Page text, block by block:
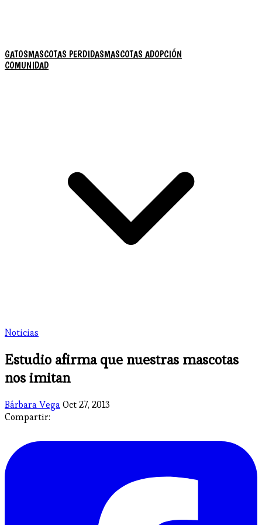
GATOSMASCOTAS PERDIDASMASCOTAS ADOPCIÓN
COMUNIDAD
Noticias
Estudio afirma que nuestras mascotas
nos imitan
Bárbara VegaOct 27, 2013
Compartir: